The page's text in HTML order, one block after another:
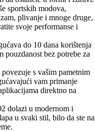
sportskih modova,
plivanje i mnoge druge,
svoje performanse i
do 10 dana korištenja
pouzdanost bez potrebe za
s vašim pametnim
vam primanje
direktno na
dolazi u modernom i
u svaki stil, bilo da ste na